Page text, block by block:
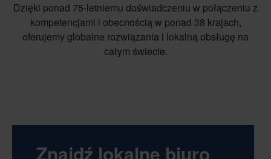
Dzięki ponad 75-letniemu doświadczeniu w połączeniu z
kompetencjami i obecnością w ponad 38 krajach,
oferujemy globalne rozwiązania i lokalną obsługę na
całym świecie.
Znajdź lokalne biuro